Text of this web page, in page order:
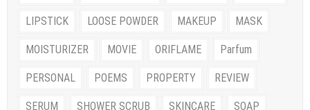
LIPSTICK LOOSE POWDER MAKEUP MASK
MOISTURIZER MOVIE ORIFLAME Parfum
PERSONAL POEMS PROPERTY REVIEW
SERUM SHOWER SCRUB SKINCARE SOAP